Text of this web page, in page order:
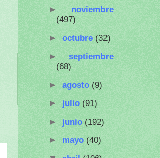
► noviembre
(497)
► octubre (32)
► septiembre
(68)
► agosto (9)
► julio (91)
► junio (192)
► mayo (40)